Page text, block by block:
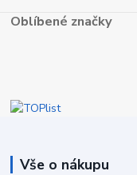
Oblíbené značky
Vše o nákupu